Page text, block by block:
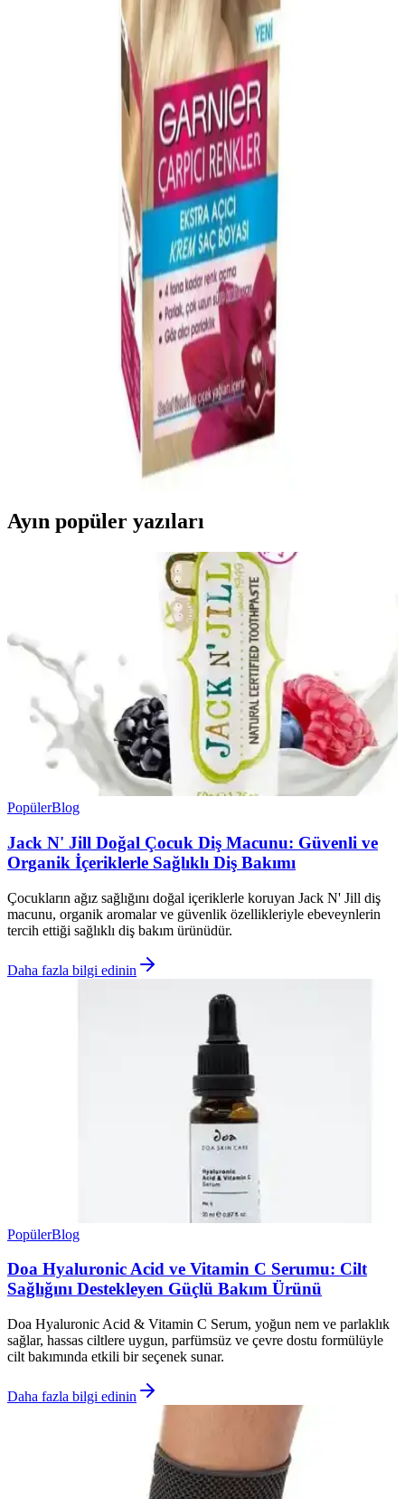
Palette Kalıcı Doğal Renkler Saç Boyası 1-0 Siyah, argan yağı
bakım maskesiyle saçları besler, beyazları etkili kapatır ve krem
formuyla kolay uygulama sağlar. Kalıcı ve parlak siyah renk için
Beyaz Saç Kapatma Yöntemleri: Doğal ve
Profesyonel Çözümlerle Saç Bakımı
Beyaz saçların nedenleri ve etkili kapatma yöntemleri hakkında
detaylı bilgiler. Doğal, kimyasal ve profesyonel çözümlerle saç
sağlığınızı koruyarak beyazları gizleyin.
Erkekler İçin Beyaz Saç Kapatıcılar: Doğal
Görünüm ve Etkili Çözümler Rehberi
Erkekler için beyaz saç kapatıcılar, doğal görünüm ve estetik
çözümler sunar. Ürün türleri, kullanım önerileri ve içerik güvenliği
hakkında kapsamlı bilgilerle kendinizi genç ve bakımlı hissedin.
Garnier 111 Ekstra Açık Gümüş Sarısı Saç Boyası
ile Canlı ve Kalıcı Renk
Garnier 111 Ekstra Açık Gümüş Sarısı saç boyası, %100 beyaz
kapatma ve kalıcı krem formülüyle saçlarınıza doğal parlaklık ve
uzun ömürlü renk sağlar. Saç bakımına uygun formülüyle hassas
Ayın popüler yazıları
PopülerBlog
Jack N' Jill Doğal Çocuk Diş Macunu: Güvenli ve
Organik İçeriklerle Sağlıklı Diş Bakımı
Çocukların ağız sağlığını doğal içeriklerle koruyan Jack N' Jill diş
macunu, organik aromalar ve güvenlik özellikleriyle ebeveynlerin
tercih ettiği sağlıklı diş bakım ürünüdür.
Daha fazla bilgi edinin
PopülerBlog
Doa Hyaluronic Acid ve Vitamin C Serumu: Cilt
Sağlığını Destekleyen Güçlü Bakım Ürünü
Doa Hyaluronic Acid & Vitamin C Serum, yoğun nem ve parlaklık
sağlar, hassas ciltlere uygun, parfümsüz ve çevre dostu formülüyle
cilt bakımında etkili bir seçenek sunar.
Daha fazla bilgi edinin